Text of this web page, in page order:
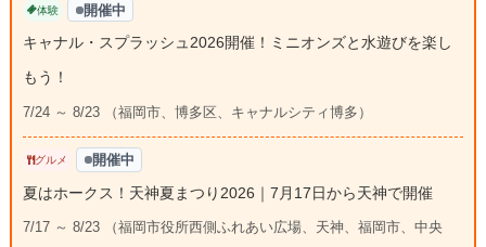
体験 開催中
キャナル・スプラッシュ2026開催！ミニオンズと水遊びを楽し
もう！
7/24 ～ 8/23 （福岡市、博多区、キャナルシティ博多）
グルメ 開催中
夏はホークス！天神夏まつり2026｜7月17日から天神で開催
7/17 ～ 8/23 （福岡市役所西側ふれあい広場、天神、福岡市、中央